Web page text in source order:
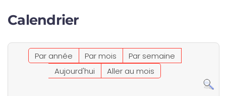
Calendrier
Par année Par mois
Par semaine
Aujourd'hui
Aller au mois